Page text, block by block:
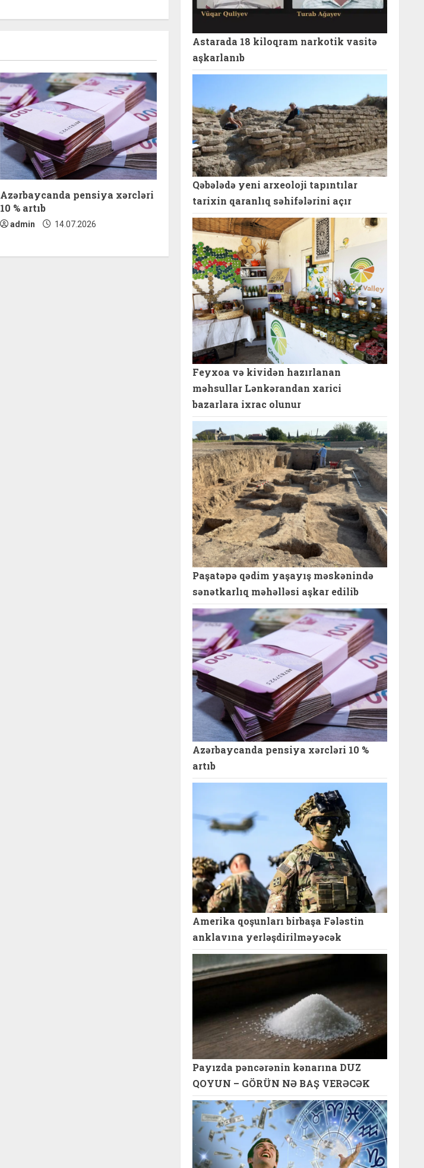
Azərbaycanda pensiya xərcləri
10 % artıb
admin 14.07.2026
Astarada 18 kiloqram narkotik vasitə
aşkarlanıb
Qəbələdə yeni arxeoloji tapıntılar
tarixin qaranlıq səhifələrini açır
Feyxoa və kividən hazırlanan
məhsullar Lənkərandan xarici
bazarlara ixrac olunur
Paşatəpə qədim yaşayış məskənində
sənətkarlıq məhəlləsi aşkar edilib
Azərbaycanda pensiya xərcləri 10 %
artıb
Amerika qoşunları birbaşa Fələstin
anklavına yerləşdirilməyəcək
Payızda pəncərənin kənarına DUZ
QOYUN – GÖRÜN NƏ BAŞ VERƏCƏK